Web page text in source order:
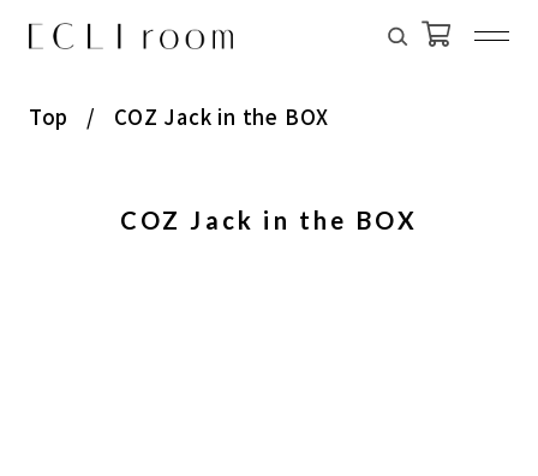
Top COZ Jack in the BOX
COZ Jack in the BOX